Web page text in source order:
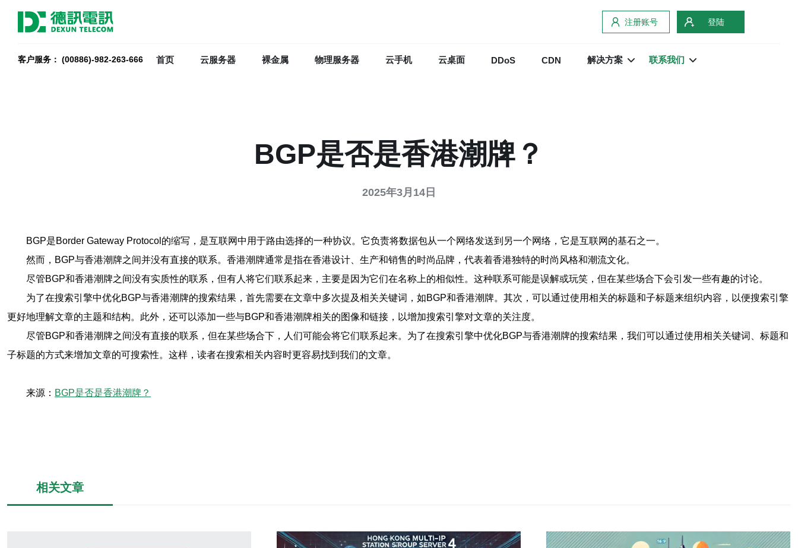
注册账号 登陆
客户服务： (00886)-982-263-666 首页 云服务器 裸金属 物理服务器 云手机 云桌面 DDoS CDN 解决方案 联系我们
BGP是否是香港潮牌？
2025年3月14日
BGP是Border Gateway Protocol的缩写，是互联网中用于路由选择的一种协议。它负责将数据包从一个网络发送到另一个网络，它是互联网的基石之一。
然而，BGP与香港潮牌之间并没有直接的联系。香港潮牌通常是指在香港设计、生产和销售的时尚品牌，代表着香港独特的时尚风格和潮流文化。
尽管BGP和香港潮牌之间没有实质性的联系，但有人将它们联系起来，主要是因为它们在名称上的相似性。这种联系可能是误解或玩笑，但在某些场合下会引发一些有趣的讨论。
为了在搜索引擎中优化BGP与香港潮牌的搜索结果，首先需要在文章中多次提及相关关键词，如BGP和香港潮牌。其次，可以通过使用相关的标题和子标题来组织内容，以便搜索引擎
更好地理解文章的主题和结构。此外，还可以添加一些与BGP和香港潮牌相关的图像和链接，以增加搜索引擎对文章的关注度。
尽管BGP和香港潮牌之间没有直接的联系，但在某些场合下，人们可能会将它们联系起来。为了在搜索引擎中优化BGP与香港潮牌的搜索结果，我们可以通过使用相关关键词、标题和
子标题的方式来增加文章的可搜索性。这样，读者在搜索相关内容时更容易找到我们的文章。
来源： BGP是否是香港潮牌？
相关文章